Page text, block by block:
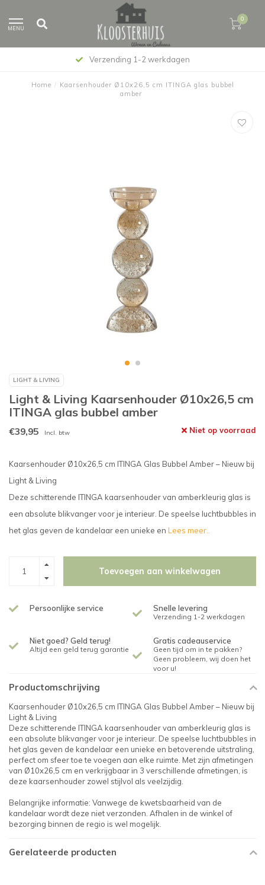
MENU
0
Verzending 1-2 werkdagen
Home / Kaarsenhouder Ø10x26,5 cm ITINGA glas bubbel
amber
LIGHT & LIVING
Light & Living Kaarsenhouder Ø10x26,5 cm
ITINGA glas bubbel amber
€39,95 Incl. btw Niet op voorraad
Kaarsenhouder Ø10x26,5 cm ITINGA Glas Bubbel Amber – Nieuw bij
Light & Living
Deze schitterende ITINGA kaarsenhouder van amberkleurig glas is
een absolute blikvanger voor je interieur. De speelse luchtbubbles in
het glas geven de kandelaar een unieke en Lees meer..
Toevoegen aan winkelwagen
Persoonlijke service Snelle levering
Verzending 1-2 werkdagen
Niet goed? Geld terug!
Altijd een geld terug garantie
Gratis cadeauservice
Geen tijd om in te pakken?
Geen probleem, wij doen het
voor u!
Productomschrijving
Kaarsenhouder Ø10x26,5 cm ITINGA Glas Bubbel Amber – Nieuw bij
Light & Living
Deze schitterende ITINGA kaarsenhouder van amberkleurig glas is
een absolute blikvanger voor je interieur. De speelse luchtbubbles in
het glas geven de kandelaar een unieke en betoverende uitstraling,
perfect om sfeer toe te voegen aan elke ruimte. Met zijn afmetingen
van Ø10x26,5 cm en verkrijgbaar in 3 verschillende afmetingen, is
deze kaarsenhouder zowel stijlvol als veelzijdig.
Belangrijke informatie: Vanwege de kwetsbaarheid van de
kandelaar wordt deze niet verzonden. Afhalen in de winkel of
bezorging binnen de regio is wel mogelijk.
Gerelateerde producten